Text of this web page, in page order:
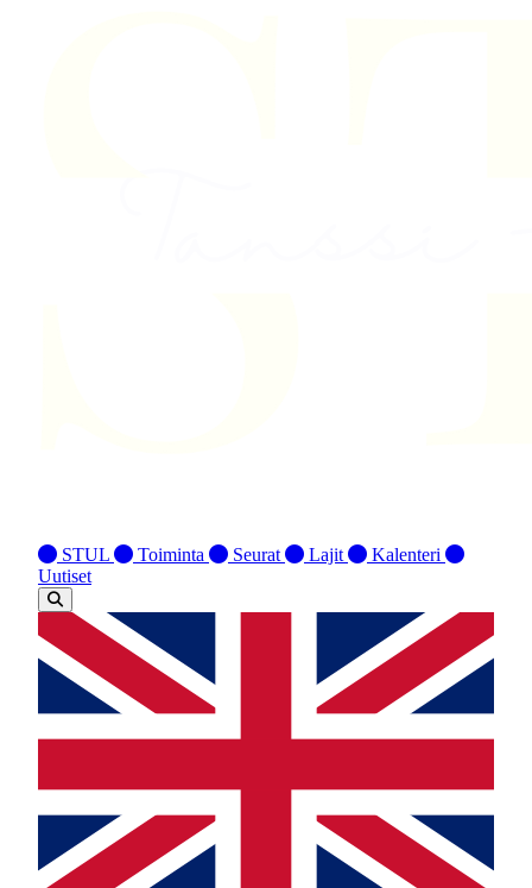
STUL Toiminta Seurat Lajit
Kalenteri
Uutiset